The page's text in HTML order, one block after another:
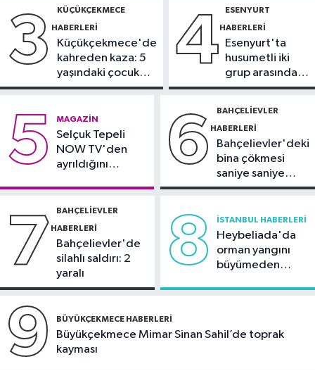
DÜNYA
vatandaşlığa yeni kısıtlama kararı
Peş peşe patlamalar paniğe neden
oldu
3 KÜÇÜKÇEKMECE
HABERLERI
Küçükçekmece'de
kahreden kaza: 5
yaşındaki çocuk
yoğun bakımda
4 ESENYURT
HABERLERI
Esenyurt'ta
husumetli iki
grup arasında
silahlı kavga
5 MAGAZIN
Selçuk Tepeli
NOW TV'den
ayrıldığını
6 BAHÇELIEVLER
HABERLERI
Bahçelievler'deki
bina çökmesi
saniye saniye
görüntülendi
7 BAHÇELIEVLER
HABERLERI
Bahçelievler'de
silahlı saldırı: 2
yaralı
8 İSTANBUL HABERLERI
Heybeliada'da
orman yangını
büyümeden
9 BÜYÜKÇEKMECE HABERLERI
Büyükçekmece Mimar Sinan Sahil’de toprak
kayması